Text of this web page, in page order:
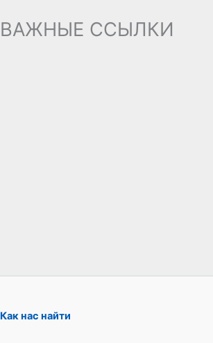
ВАЖНЫЕ ССЫЛКИ
Как нас найти